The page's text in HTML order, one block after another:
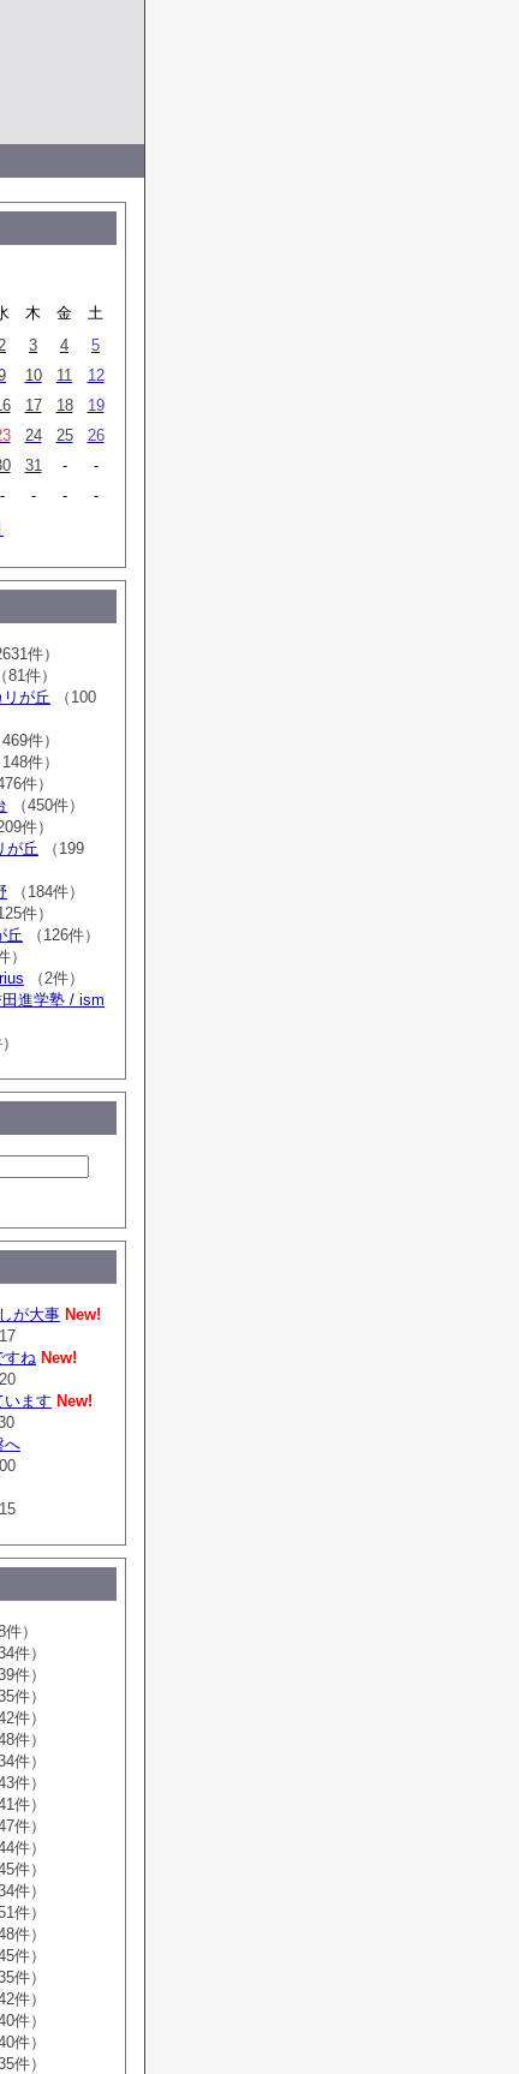
木 金
土
3 4
5
10 11
12
17 18
19
24 25
26
31 -
-
- - -
-
件）
81件）
が丘 （100
469件）
148件）
件）
（450件）
件）
が丘 （199
（184件）
件）
丘 （126件）
）
（2件）
進学塾 / ism
が大事 New!
すね New!
います New!
へ
件）
件）
件）
件）
件）
件）
件）
件）
件）
件）
件）
件）
件）
件）
件）
件）
件）
件）
件）
件）
件）